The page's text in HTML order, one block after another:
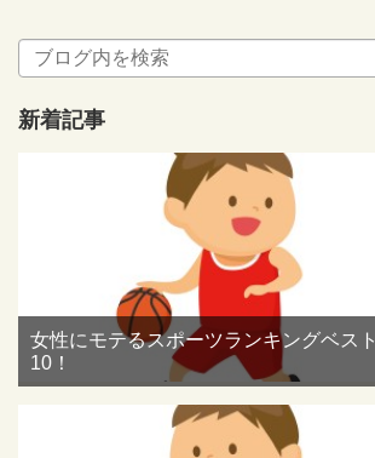
新着記事
女性にモテるスポーツランキングベスト
10！